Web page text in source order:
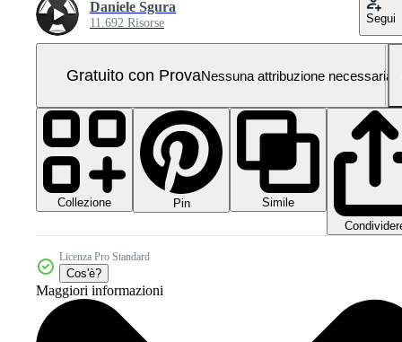
Daniele Sgura
11.692 Risorse Segui
Gratuito con ProvaNessuna attribuzione necessaria
Collezione Pin
Simile
Licenza Pro Standard
Cos'è?
Maggiori informazioni